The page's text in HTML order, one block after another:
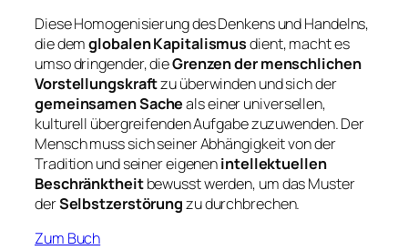
Diese Homogenisierung des Denkens und Handelns,
die demglobalen Kapitalismusdient, macht es
umso dringender, dieGrenzen der menschlichen
Vorstellungskraftzu überwinden und sich der
gemeinsamen Sacheals einer universellen,
kulturell übergreifenden Aufgabe zuzuwenden. Der
Mensch muss sich seiner Abhängigkeit von der
Tradition und seiner eigenenintellektuellen
Beschränktheitbewusst werden, um das Muster
derSelbstzerstörungzu durchbrechen.
Zum Buch